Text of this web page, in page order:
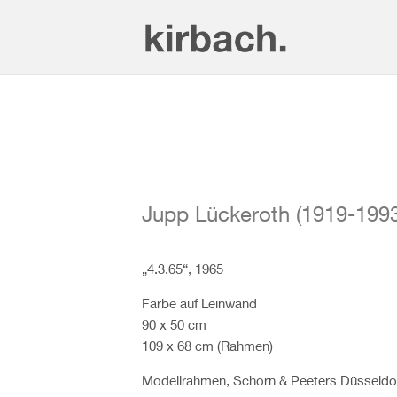
Jupp Lückeroth (1919-
„4.3.65“, 1965
Farbe auf Leinwand
90 x 50 cm
109 x 68 cm (Rahmen)
Modellrahmen, Schorn & Peeters